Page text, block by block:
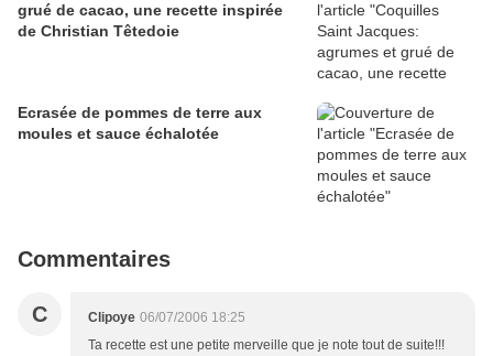
grué de cacao, une recette inspirée
de Christian Têtedoie
Ecrasée de pommes de terre aux
moules et sauce échalotée
Commentaires
C Clipoye 06/07/2006 18:25
Ta recette est une petite merveille que je note tout de suite!!!